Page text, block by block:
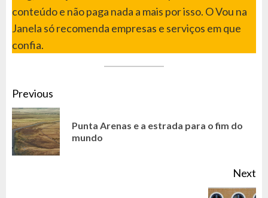
conteúdo e não paga nada a mais por isso. O Vou na
Janela só recomenda empresas e serviços em que
confia.
CONTINUE
READING
Previous
Punta Arenas e a estrada para o fim do
mundo
Next